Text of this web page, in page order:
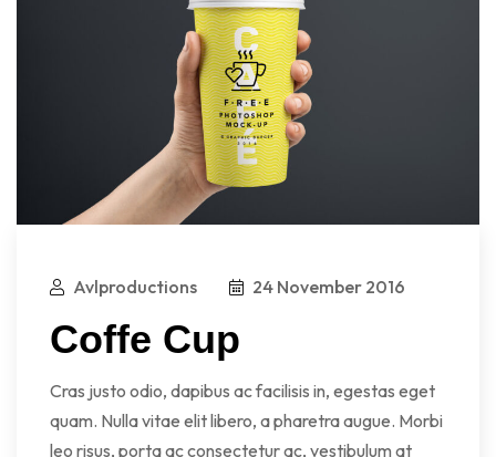
Avlproductions 24 November 2016
Coffe Cup
Cras justo odio, dapibus ac facilisis in, egestas eget
quam. Nulla vitae elit libero, a pharetra augue. Morbi
leo risus, porta ac consectetur ac, vestibulum at